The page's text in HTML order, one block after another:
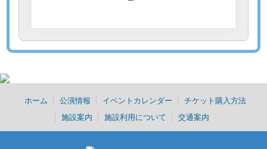
ホーム 公演情報 イベントカレンダー
チケット購入方法
施設案内
施設利用について 交通案内